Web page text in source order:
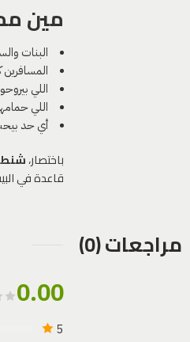
مين
البنات
اللي
اللي
أي حد
باختصار،
قاعدة في
مراجعات (0)
0.00
5